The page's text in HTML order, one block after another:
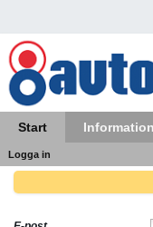
Start Information
Logga in